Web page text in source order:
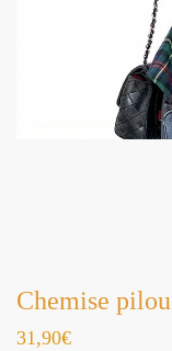
Chemise pilou
31,90€